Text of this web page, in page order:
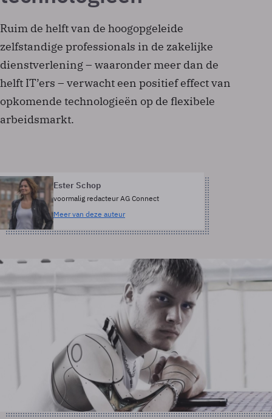
Ruim de helft van de hoogopgeleide
zelfstandige professionals in de zakelijke
dienstverlening – waaronder meer dan de
helft IT’ers – verwacht een positief effect van
opkomende technologieën op de flexibele
arbeidsmarkt.
Ester Schop
voormalig redacteur AG Connect
Meer van deze auteur